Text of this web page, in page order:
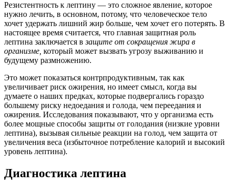
Резистентность к лептину — это сложное явление, которое
нужно лечить, в основном, потому, что человеческое тело
хочет удержать лишний жир больше, чем хочет его потерять. В
настоящее время считается, что главная защитная роль
лептина заключается взащите от сокращения жира в
организме, который может вызвать угрозу выживанию и
будущему размножению.
Это может показаться контрпродуктивным, так как
увеличивает риск ожирения, но имеет смысл, когда вы
думаете о наших предках, которые подвергались гораздо
большему риску недоедания и голода, чем переедания и
ожирения. Исследования показывают, что у организма есть
более мощные способы защиты от голодания (низкие уровни
лептина), вызывая сильные реакции на голод, чем защита от
увеличения веса (избыточное потребление калорий и высокий
уровень лептина).
Диагностика лептина